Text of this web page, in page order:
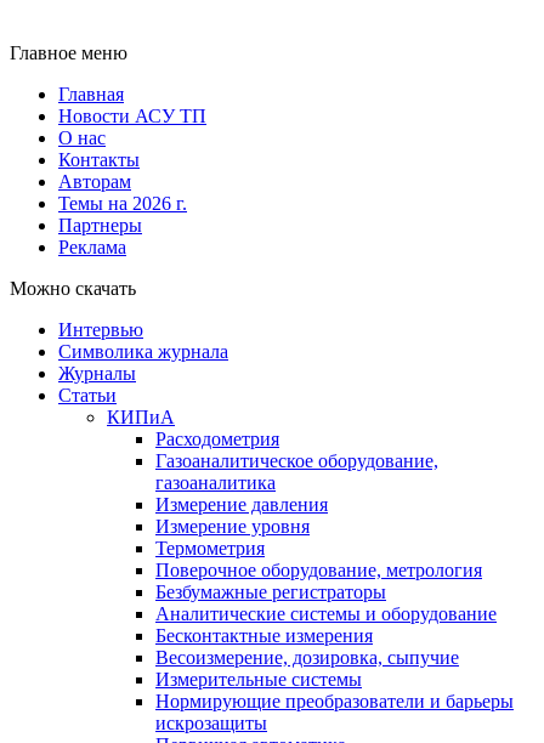
Главное меню
Главная
Новости АСУ ТП
О нас
Контакты
Авторам
Темы на 2026 г.
Партнеры
Реклама
Можно скачать
Интервью
Символика журнала
Журналы
Статьи
КИПиА
Расходометрия
Газоаналитическое оборудование,
газоаналитика
Измерение давления
Измерение уровня
Термометрия
Поверочное оборудование, метрология
Безбумажные регистраторы
Аналитические системы и оборудование
Бесконтактные измерения
Весоизмерение, дозировка, сыпучие
Измерительные системы
Нормирующие преобразователи и барьеры
искрозащиты